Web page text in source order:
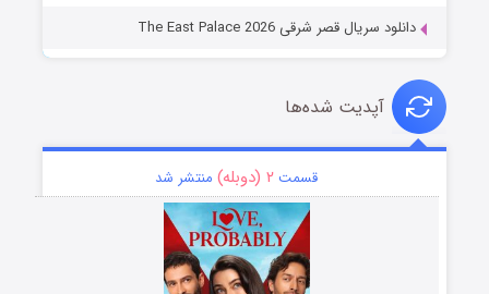
دانلود سریال قصر شرقی The East Palace 2026
آپدیت شده‌ها
قسمت ۲ (دوبله) منتشر شد